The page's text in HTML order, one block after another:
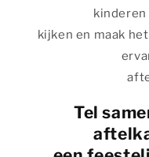
kijken en maak
Tel